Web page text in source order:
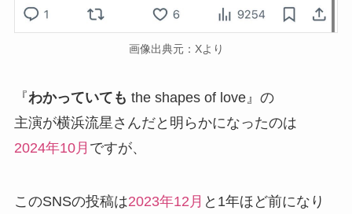
画像出典元：Xより
『わかっていても the shapes of love』の
主演が横浜流星さんだと明らかになったのは
2024年10月 ですが、
このSNSの投稿は2023年12月 と1年ほど前になり